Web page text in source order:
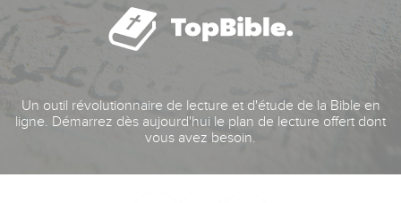
Un outil révolutionnaire de lecture et d'étude de la Bible en
ligne. Démarrez dès aujourd'hui le plan de lecture offert dont
vous avez besoin.